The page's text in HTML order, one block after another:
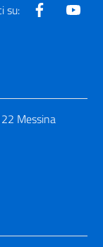
su: Facebook
Messina